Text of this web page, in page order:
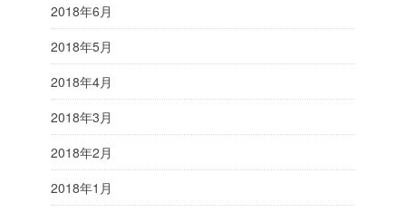
2018年6月
2018年5月
2018年4月
2018年3月
2018年2月
2018年1月